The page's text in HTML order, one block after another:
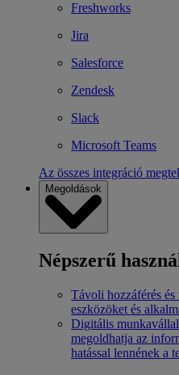
Freshworks
Jira
Salesforce
Zendesk
Slack
Microsoft Teams
Az összes integráció
Megoldások
Népszerű
Távoli hozzáférés és
eszközöket és
Digitális
megoldhatja az
hatással lennének a